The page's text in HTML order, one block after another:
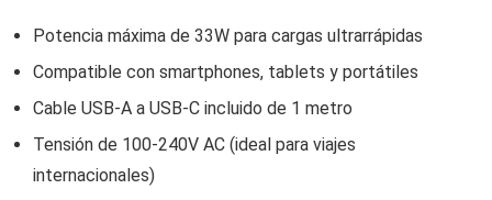
Potencia máxima de 33W para cargas ultrarrápidas
Compatible con smartphones, tablets y portátiles
Cable USB-A a USB-C incluido de 1 metro
Tensión de 100-240V AC (ideal para viajes
internacionales)